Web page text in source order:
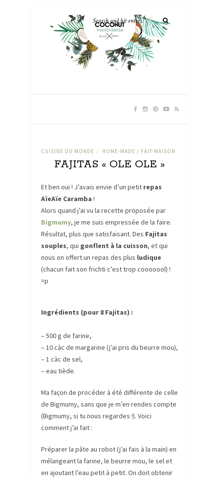
CUISINE DU MONDE / HOME-MADE / FAIT-MAISON
FAJITAS « OLE OLE »
Et ben oui ! J’avais envie d’un petit repas
AïeAïe Caramba !
Alors quand j’ai vu la recette proposée par
Bigmumy, je me suis empressée de la faire.
Résultat, plus que satisfaisant. Des Fajitas
souples, qui gonflent à la cuisson, et qui
nous on offert un repas des plus ludique
(chacun fait son frichti c’est trop cooooool) !
=p
Ingrédients (pour 8 Fajitas) :
– 500 g de farine,
– 10 càc de margarine (j’ai pris du beurre mou),
– 1 càc de sel,
– eau tiède.
Ma façon de procéder à été différente de celle
de Bigmumy, sans que je m’en rendes compte
(Bigmumy, si tu nous regardes !). Voici
comment j’ai fait :
Préparer la pâte au robot (j’ai fais à la main) en
mélangeant la farine, le beurre mou, le sel et
en ajoutant l’eau petit à petit. On doit obtenir